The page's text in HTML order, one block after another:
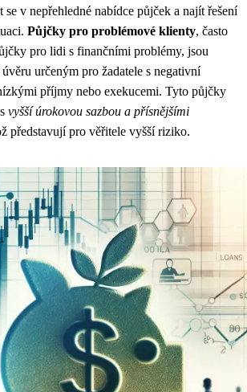
se v nepřehledné nabídce půjček a najít řešení
Půjčky pro problémové klienty, často
pro lidi s finančními problémy, jsou
určeným pro žadatele s negativní
příjmy nebo exekucemi. Tyto půjčky
vyšší úrokovou sazbou a přísnějšími
představují pro věřitele vyšší riziko.